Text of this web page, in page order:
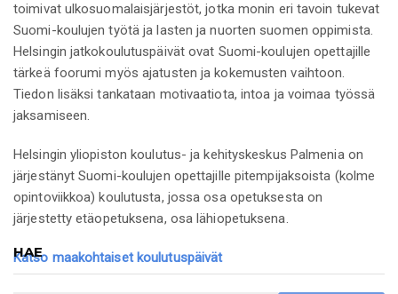
toimivat ulkosuomalaisjärjestöt, jotka monin eri tavoin tukevat
Suomi-koulujen työtä ja lasten ja nuorten suomen oppimista.
Helsingin jatkokoulutuspäivät ovat Suomi-koulujen opettajille
tärkeä foorumi myös ajatusten ja kokemusten vaihtoon.
Tiedon lisäksi tankataan motivaatiota, intoa ja voimaa työssä
jaksamiseen.
Helsingin yliopiston koulutus- ja kehityskeskus Palmenia on
järjestänyt Suomi-koulujen opettajille pitempijaksoista (kolme
opintoviikkoa) koulutusta, jossa osa opetuksesta on
järjestetty etäopetuksena, osa lähiopetuksena.
Katso maakohtaiset koulutuspäivät
HAE